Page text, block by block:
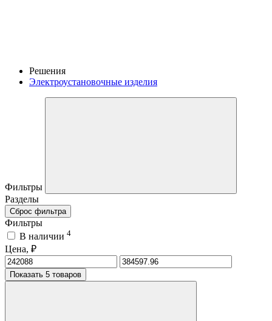
Решения
Электроустановочные изделия
Фильтры
Разделы
Сброс фильтра
Фильтры
В наличии 4
Цена, ₽
Показать 5 товаров